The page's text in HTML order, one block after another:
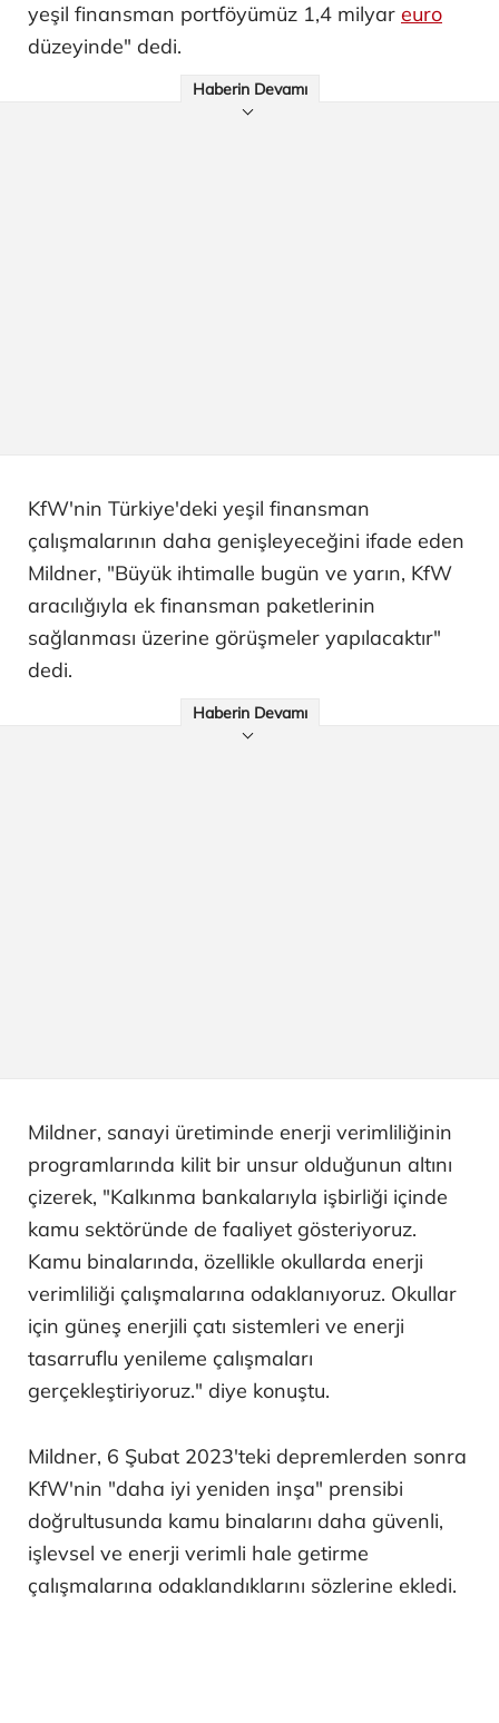
yeşil finansman portföyümüz 1,4 milyar euro
düzeyinde" dedi.
Haberin Devamı
KfW'nin Türkiye'deki yeşil finansman
çalışmalarının daha genişleyeceğini ifade eden
Mildner, "Büyük ihtimalle bugün ve yarın, KfW
aracılığıyla ek finansman paketlerinin
sağlanması üzerine görüşmeler yapılacaktır"
dedi.
Haberin Devamı
Mildner, sanayi üretiminde enerji verimliliğinin
programlarında kilit bir unsur olduğunun altını
çizerek, "Kalkınma bankalarıyla işbirliği içinde
kamu sektöründe de faaliyet gösteriyoruz.
Kamu binalarında, özellikle okullarda enerji
verimliliği çalışmalarına odaklanıyoruz. Okullar
için güneş enerjili çatı sistemleri ve enerji
tasarruflu yenileme çalışmaları
gerçekleştiriyoruz." diye konuştu.
Mildner, 6 Şubat 2023'teki depremlerden sonra
KfW'nin "daha iyi yeniden inşa" prensibi
doğrultusunda kamu binalarını daha güvenli,
işlevsel ve enerji verimli hale getirme
çalışmalarına odaklandıklarını sözlerine ekledi.